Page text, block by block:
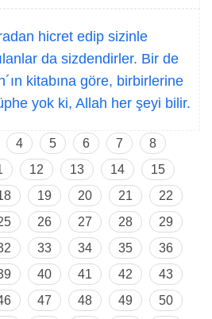
hicret edip sizinle
da sizdendirler. Bir de
kitabına göre, birbirlerine
yok ki, Allah her şeyi bilir.
4 5 6 7
8
12 13 14
15
19 20 21
22
26 27 28
29
33 34 35
36
40 41 42
43
47 48 49
50